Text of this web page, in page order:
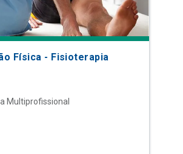
Física - Fisioterapia
Multiprofissional